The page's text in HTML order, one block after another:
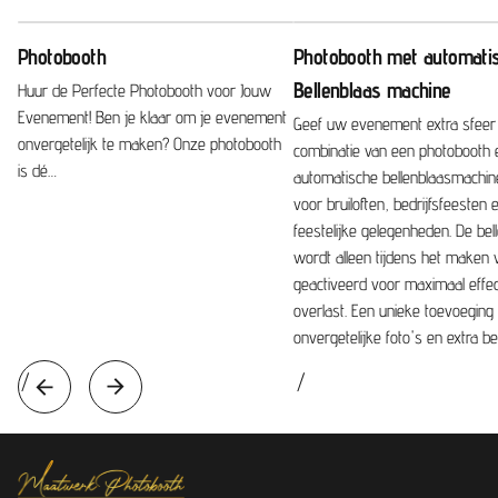
prijzen die u als organisator een goed gevoel geven
over uw keuze én over uw evenement.
In onze ogen moet een product goedkoper worden
naarmate de populariteit stijgt. Helaas zien wij bij onze
concurrenten het tegenovergestelde gebeuren.
Photobooth
Huur de Perfecte Photobooth voor Jouw
Evenement! Ben je klaar om je evenement
onvergetelijk te maken? Onze photobooth
is dé…
/
Photobooth met
Bellenblaas machine
Geef uw evenement extra
combinatie van een photobooth
automatische
voor bruiloften, bedrijfsfeesten
feestelijke gelegenheden. De
wordt alleen tijdens het maken
geactiveerd voor maximaal
overlast. Een unieke
onvergetelijke foto's en extra
/